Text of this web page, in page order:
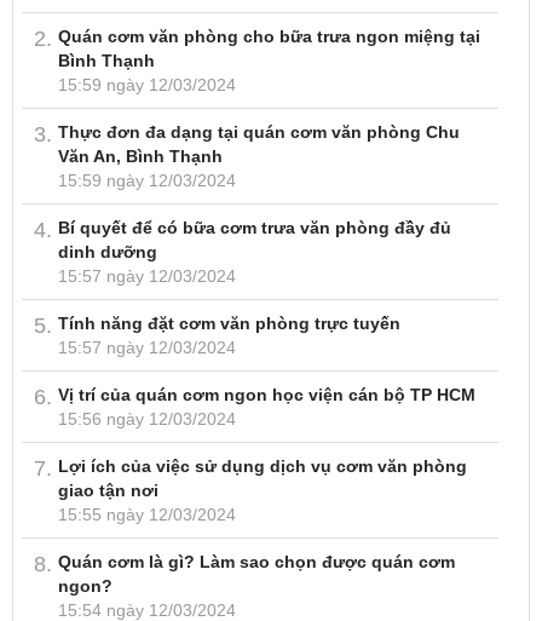
Quán cơm văn phòng cho bữa trưa ngon miệng tại
Bình Thạnh
15:59 ngày 12/03/2024
Thực đơn đa dạng tại quán cơm văn phòng Chu
Văn An, Bình Thạnh
15:59 ngày 12/03/2024
Bí quyết để có bữa cơm trưa văn phòng đầy đủ
dinh dưỡng
15:57 ngày 12/03/2024
Tính năng đặt cơm văn phòng trực tuyến
15:57 ngày 12/03/2024
Vị trí của quán cơm ngon học viện cán bộ TP HCM
15:56 ngày 12/03/2024
Lợi ích của việc sử dụng dịch vụ cơm văn phòng
giao tận nơi
15:55 ngày 12/03/2024
Quán cơm là gì? Làm sao chọn được quán cơm
ngon?
15:54 ngày 12/03/2024